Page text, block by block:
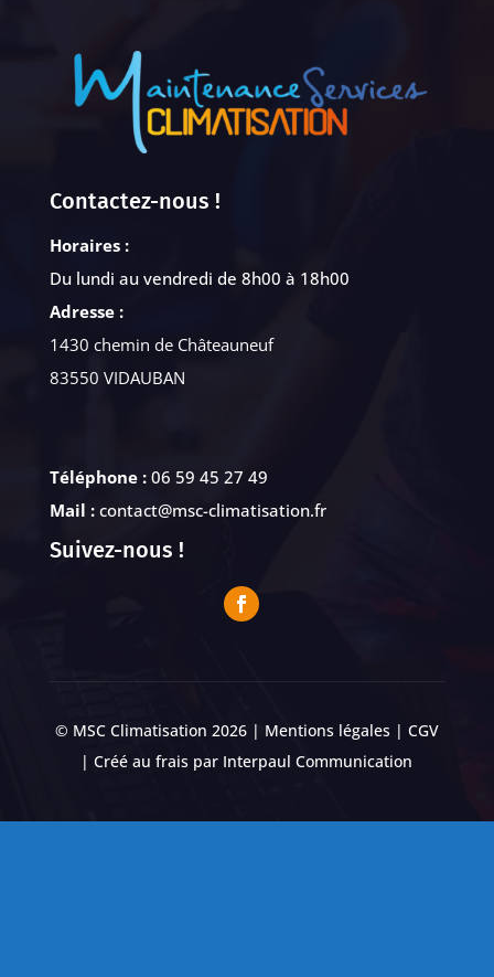
Contactez-nous !
Horaires :
Du lundi au vendredi de 8h00 à 18h00
Adresse :
1430 chemin de Châteauneuf
83550 VIDAUBAN
Téléphone : 06 59 45 27 49
Mail :contact@msc-climatisation.fr
Suivez-nous !
© MSC Climatisation 2026 | Mentions légales| CGV
| Créé au frais par Interpaul Communication